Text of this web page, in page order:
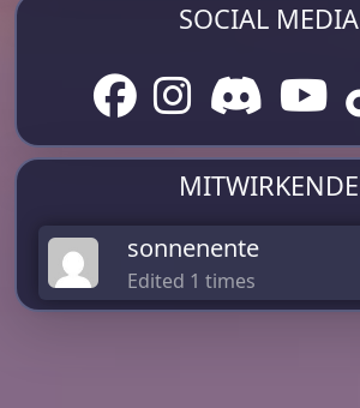
SOCIAL MEDIA
MITWIRKENDE
sonnenente
Edited 1 times